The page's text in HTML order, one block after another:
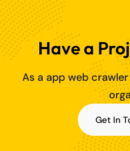
Have a
As a app web
Get In